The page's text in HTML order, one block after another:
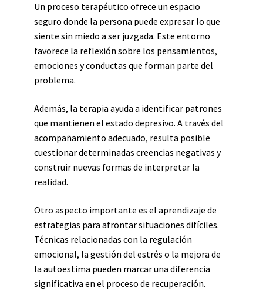
Un proceso terapéutico ofrece un espacio
seguro donde la persona puede expresar lo que
siente sin miedo a ser juzgada. Este entorno
favorece la reflexión sobre los pensamientos,
emociones y conductas que forman parte del
problema.
Además, la terapia ayuda a identificar patrones
que mantienen el estado depresivo. A través del
acompañamiento adecuado, resulta posible
cuestionar determinadas creencias negativas y
construir nuevas formas de interpretar la
realidad.
Otro aspecto importante es el aprendizaje de
estrategias para afrontar situaciones difíciles.
Técnicas relacionadas con la regulación
emocional, la gestión del estrés o la mejora de
la autoestima pueden marcar una diferencia
significativa en el proceso de recuperación.